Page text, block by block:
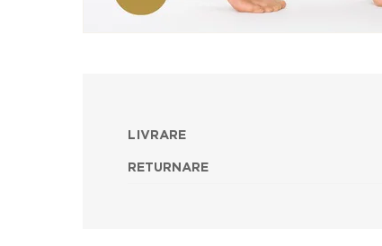
LIVRARE
RETURNARE